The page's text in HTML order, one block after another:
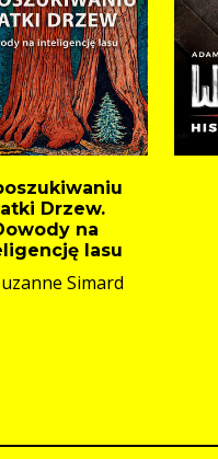
Drzew.
na
lasu
Simard